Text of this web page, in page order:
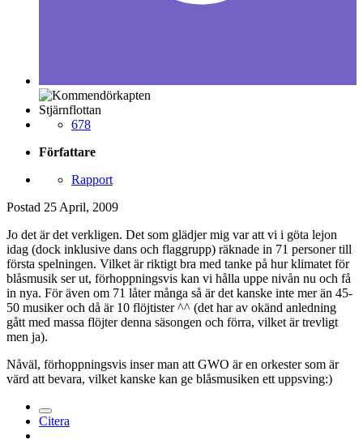
Stjärnflottan
678
Författare
Rapport
Postad 25 April, 2009
Jo det är det verkligen. Det som glädjer mig var att vi i göta lejon
idag (dock inklusive dans och flaggrupp) räknade in 71 personer till
första spelningen. Vilket är riktigt bra med tanke på hur klimatet för
blåsmusik ser ut, förhoppningsvis kan vi hålla uppe nivån nu och få
in nya. För även om 71 låter många så är det kanske inte mer än 45-
50 musiker och då är 10 flöjtister ^^ (det har av okänd anledning
gått med massa flöjter denna säsongen och förra, vilket är trevligt
men ja).
Nåväl, förhoppningsvis inser man att GWO är en orkester som är
värd att bevara, vilket kanske kan ge blåsmusiken ett uppsving:)
Citera